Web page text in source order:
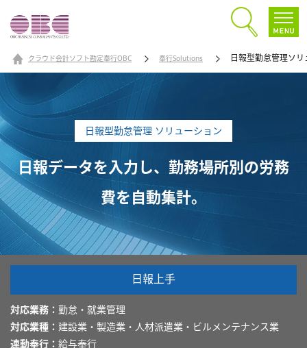
クラウド会計ソフト勘定奉行OBC 奉行Solutions 日報型勤怠管理ソ
日報型勤怠管理 ソリューション
日報データを入力し、勤務場所別の労務
費を自動集計。
日報上手
対応業務： 勤怠・就業管理
対応業種： 建設業・製造業・人材派遣業・ビルメンテナンス業
連動奉行： 給与奉行